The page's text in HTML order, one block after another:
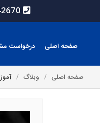
صفحه اصلی درخواست
صفحه اصلی وبلاگ